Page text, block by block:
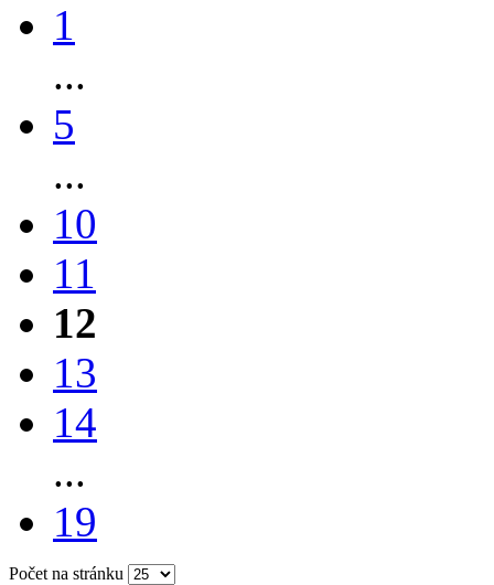
1
...
5
...
10
11
12
13
14
...
19
Počet na stránku